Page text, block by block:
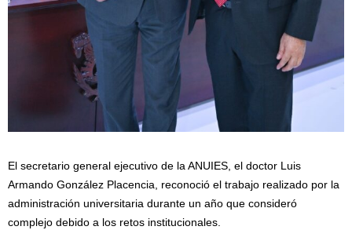
El secretario general ejecutivo de la ANUIES, el doctor Luis
Armando González Placencia, reconoció el trabajo realizado por la
administración universitaria durante un año que consideró
complejo debido a los retos institucionales.